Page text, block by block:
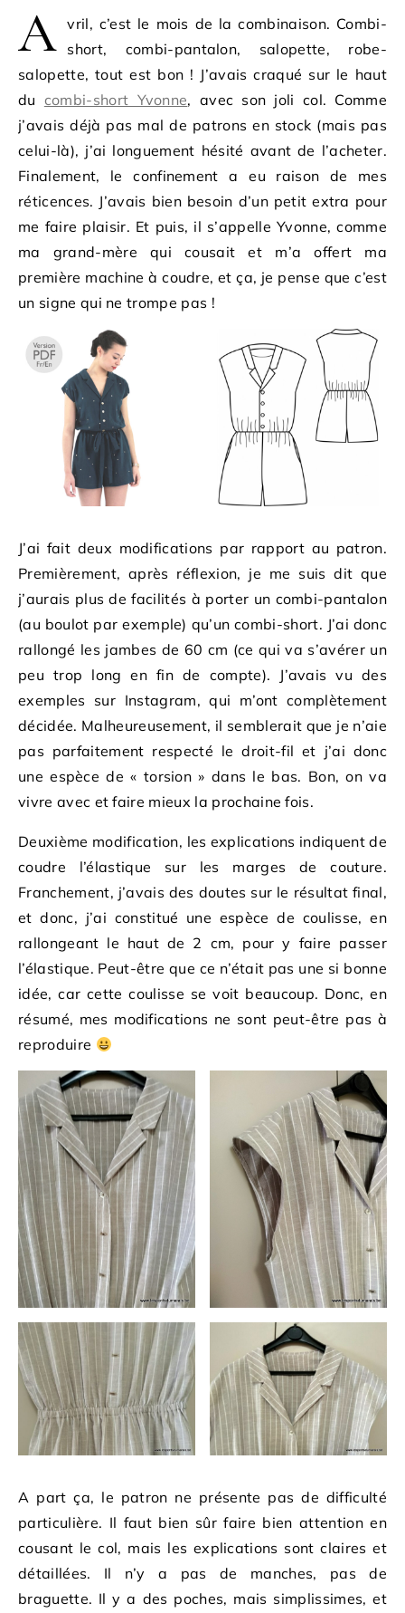
A vril, c’est le mois de la combinaison. Combi-
short, combi-pantalon, salopette, robe-
salopette, tout est bon ! J’avais craqué sur le haut
du combi-short Yvonne, avec son joli col. Comme
j’avais déjà pas mal de patrons en stock (mais pas
celui-là), j’ai longuement hésité avant de l’acheter.
Finalement, le confinement a eu raison de mes
réticences. J’avais bien besoin d’un petit extra pour
me faire plaisir. Et puis, il s’appelle Yvonne, comme
ma grand-mère qui cousait et m’a offert ma
première machine à coudre, et ça, je pense que c’est
un signe qui ne trompe pas !
J’ai fait deux modifications par rapport au patron.
Premièrement, après réflexion, je me suis dit que
j’aurais plus de facilités à porter un combi-pantalon
(au boulot par exemple) qu’un combi-short. J’ai donc
rallongé les jambes de 60 cm (ce qui va s’avérer un
peu trop long en fin de compte). J’avais vu des
exemples sur Instagram, qui m’ont complètement
décidée. Malheureusement, il semblerait que je n’aie
pas parfaitement respecté le droit-fil et j’ai donc
une espèce de « torsion » dans le bas. Bon, on va
vivre avec et faire mieux la prochaine fois.
Deuxième modification, les explications indiquent de
coudre l’élastique sur les marges de couture.
Franchement, j’avais des doutes sur le résultat final,
et donc, j’ai constitué une espèce de coulisse, en
rallongeant le haut de 2 cm, pour y faire passer
l’élastique. Peut-être que ce n’était pas une si bonne
idée, car cette coulisse se voit beaucoup. Donc, en
résumé, mes modifications ne sont peut-être pas à
reproduire
A part ça, le patron ne présente pas de difficulté
particulière. Il faut bien sûr faire bien attention en
cousant le col, mais les explications sont claires et
détaillées. Il n’y a pas de manches, pas de
braguette. Il y a des poches, mais simplissimes, et